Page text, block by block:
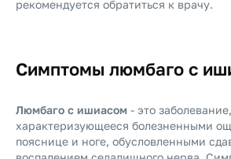
рекомендуется обратиться к врачу.
Симптомы люмбаго с
Люмбаго с ишиасом - это заболевание,
характеризующееся болезненными
пояснице и ноге, обусловленными